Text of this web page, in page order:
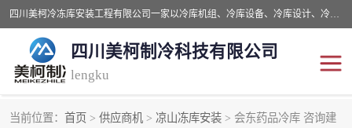
四川美柯冷冻库安装工程有限公司一家以冷库机组、冷库设备、冷库设计、冷冻库设备销售、冷库安装、冻库安装价格及技术服务为一体的综合企业，咨询热线：同等设备材料优惠10% 。公司各种类型安装组合式冷库、冷冻库、冷藏库、气调保鲜库、并提供成套设备供应、安装与调试、维护与维修、技术咨询、操作维修人员技术培训等
四川美柯制冷科技有限公司
lengku
当前位置： 首页 > 供应商机 > 凉山冻库安装 > 会东药品冷库 咨询建